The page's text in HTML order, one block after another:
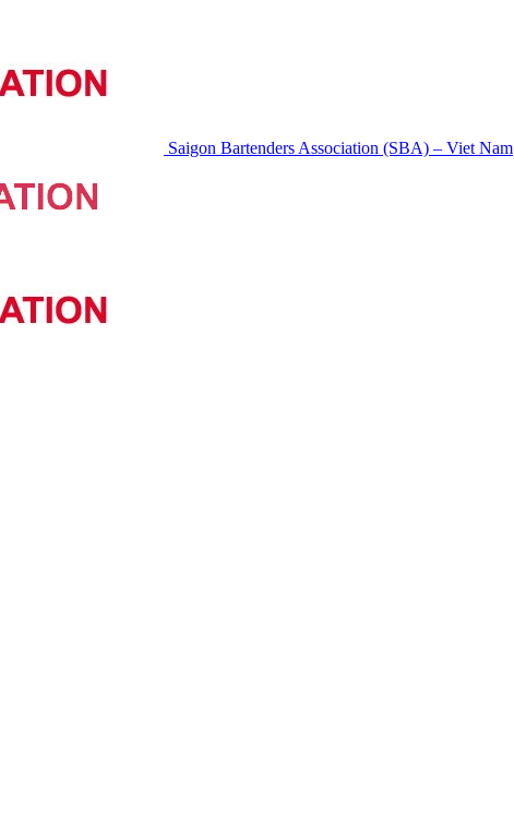
Saigon Bartenders Association (SBA) – Viet Nam